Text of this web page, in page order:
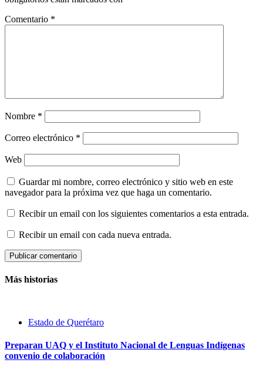
Comentario *
Nombre *
Correo electrónico *
Web
Guardar mi nombre, correo electrónico y sitio web en este
navegador para la próxima vez que haga un comentario.
Recibir un email con los siguientes comentarios a esta entrada.
Recibir un email con cada nueva entrada.
Más historias
Estado de Querétaro
Preparan UAQ y el Instituto Nacional de Lenguas Indígenas
convenio de colaboración